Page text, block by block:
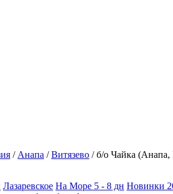
/ Анапа /Витязево /б/о Чайка (Анапа,
Лазаревское На Море 5 - 8 дн Новинки